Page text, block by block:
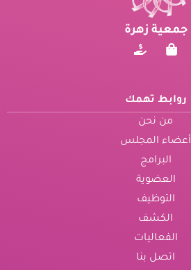
جمعية زهرة
روابط تهمك
من نحن
أعضاء المجلس
البرامج
العضوية
التوظيف
الكشف
الفعاليات
اتصل بنا